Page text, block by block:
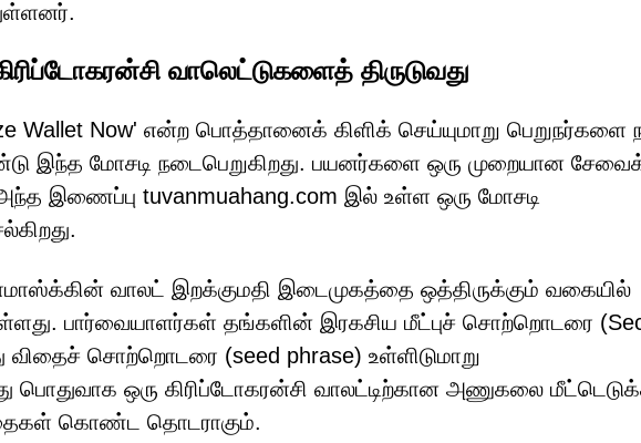
வாலெட்டுகளைத் திருடுவது
Wallet Now' என்ற பொத்தானைக் கிளிக் செய்யுமாறு பெறுநர்களை
மோசடி நடைபெறுகிறது. பயனர்களை ஒரு முறையான
அந்த இணைப்பு tuvanmuahang.com இல் உள்ள ஒரு மோசடி
வாலட் இறக்குமதி இடைமுகத்தை ஒத்திருக்கும் வகையில்
பார்வையாளர்கள் தங்களின் இரகசிய மீட்புச் சொற்றொடரை
விதைச் சொற்றொடரை (seed phrase) உள்ளிடுமாறு
பொதுவாக ஒரு கிரிப்டோகரன்சி வாலட்டிற்கான அணுகலை
கொண்ட தொடராகும்.